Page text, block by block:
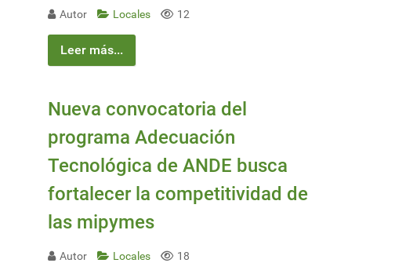
Autor Locales 12
Leer más...
Nueva convocatoria del
programa Adecuación
Tecnológica de ANDE busca
fortalecer la competitividad de
las mipymes
Autor Locales 18